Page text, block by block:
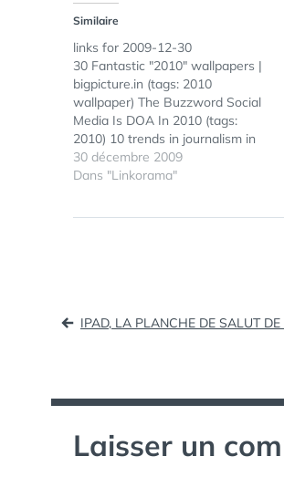
Similaire
links for 2009-12-30
30 Fantastic "2010" wallpapers |
bigpicture.in (tags: 2010
wallpaper) The Buzzword Social
Media Is DOA In 2010 (tags:
2010) 10 trends in journalism in
2010 « Adam Westbrook (tags:
2010 journalisme) Predictions
30 décembre 2009
Dans "Linkorama"
Navigation
l’article
IPAD, LA PLANCHE DE SALUT DE
Laisser un